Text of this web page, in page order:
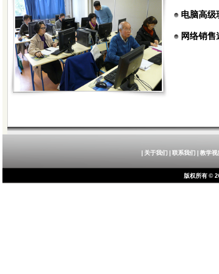
电脑高级
网络销售
关于我们 联系我们 教学视
版权所有 ©